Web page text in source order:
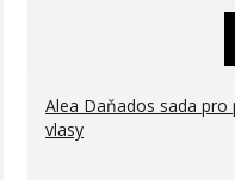
Alea Daňados sada pro
vlasy